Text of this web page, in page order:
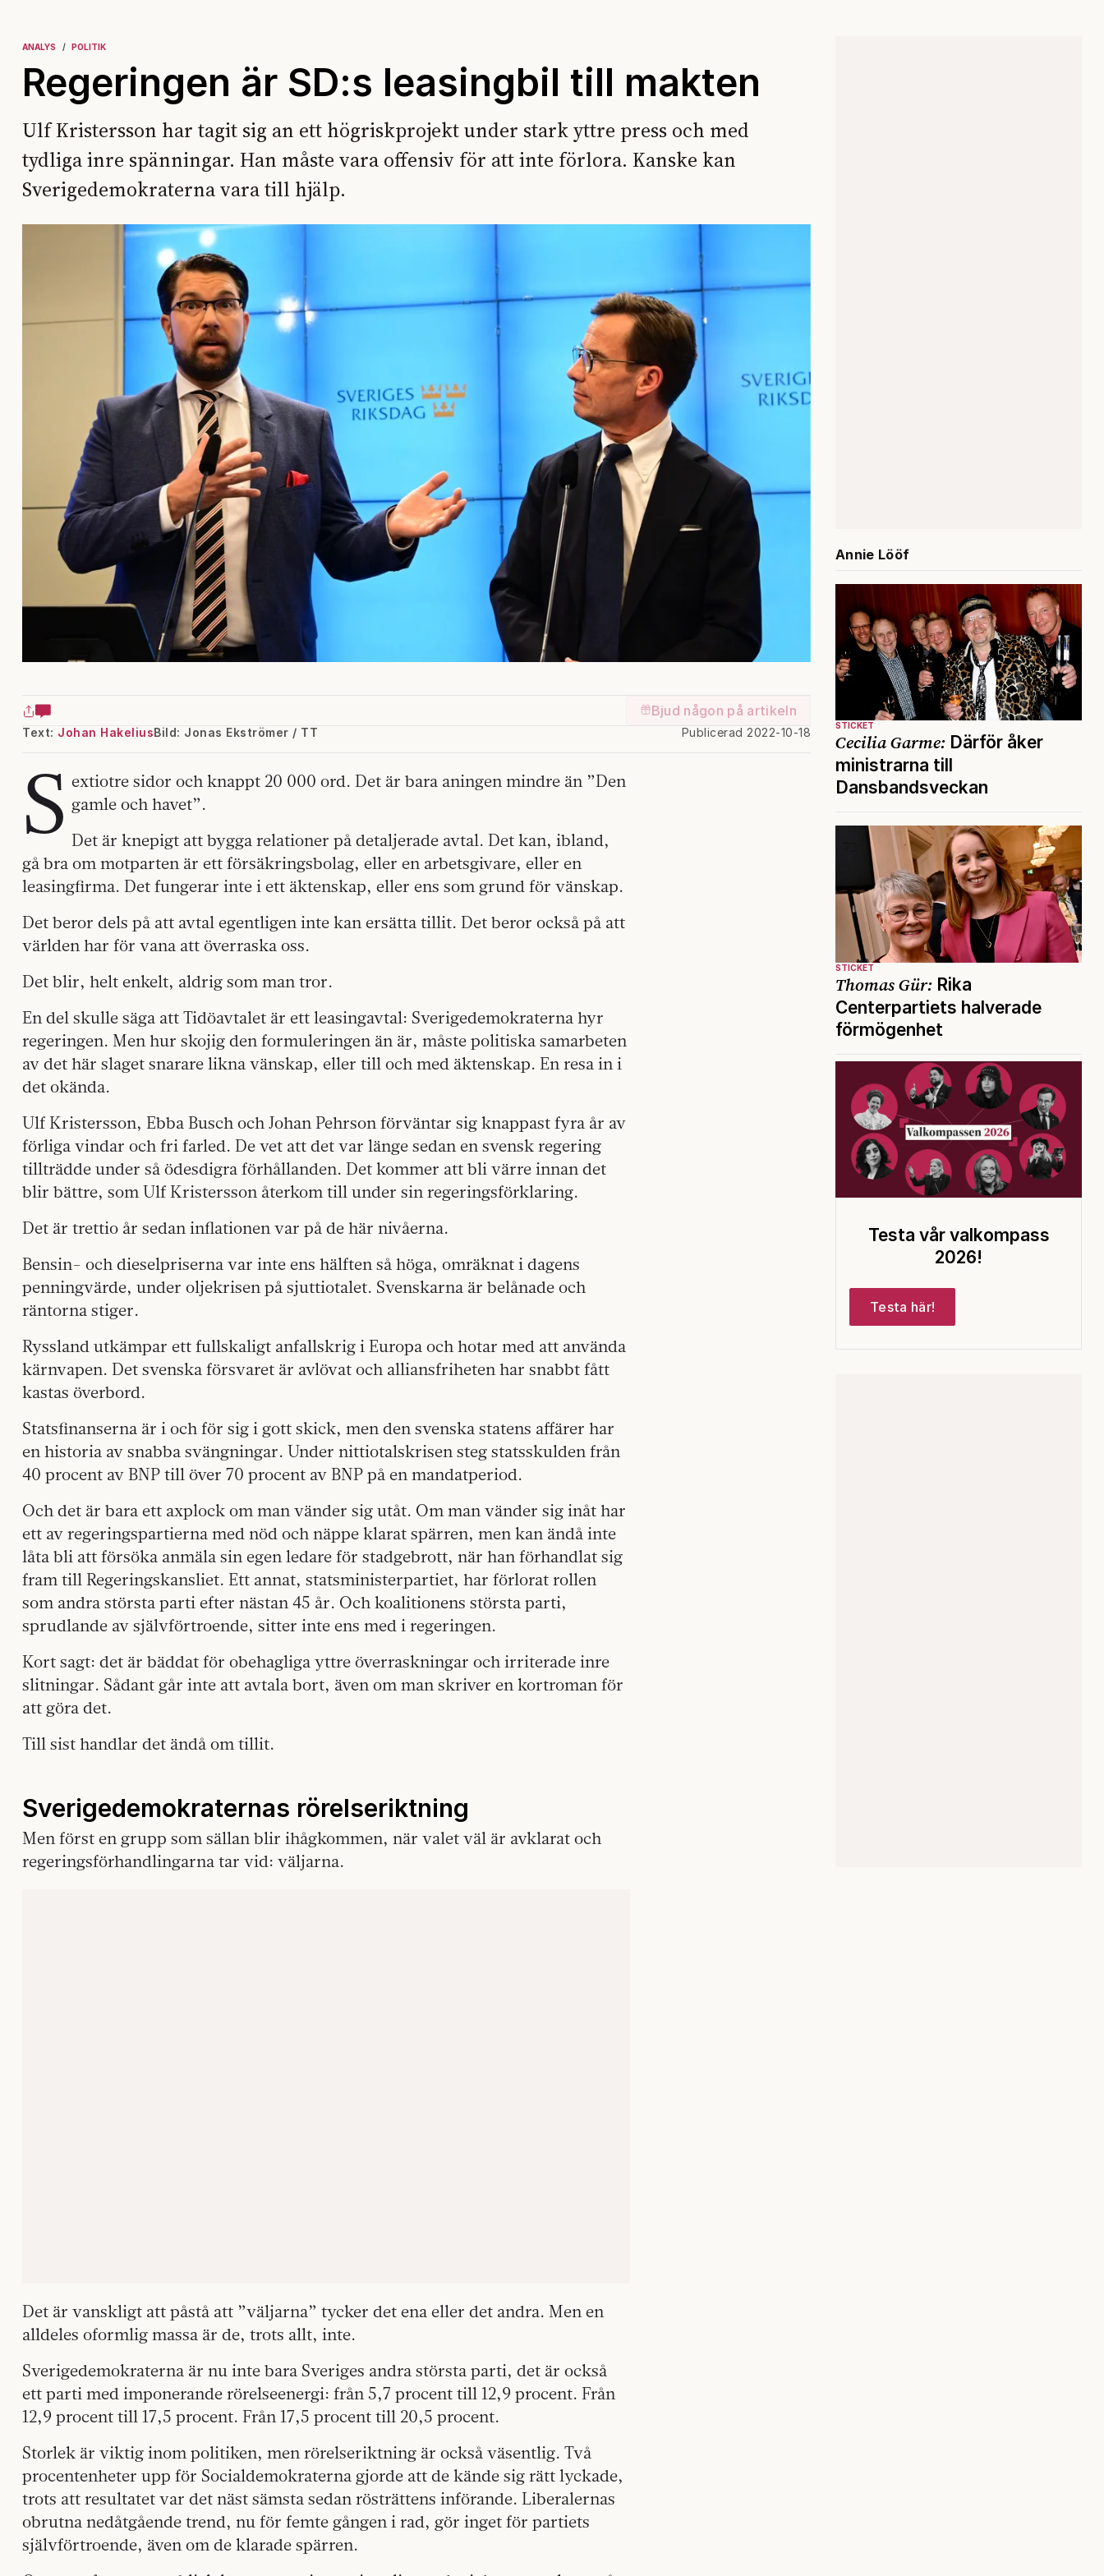
ANALYS POLITIK
Regeringen är SD:s leasingbil till makten
Ulf Kristersson har tagit sig an ett högriskprojekt under stark yttre press och med
tydliga inre spänningar. Han måste vara offensiv för att inte förlora. Kanske kan
Sverigedemokraterna vara till hjälp.
Bjud någon på artikeln
Text: Johan Hakelius Publicerad 2022-10-18
Bild: Jonas Ekströmer / TT
S extiotre sidor och knappt 20 000 ord. Det är bara aningen mindre än ”Den
gamle och havet”.
Det är knepigt att bygga relationer på detaljerade avtal. Det kan, ibland,
gå bra om motparten är ett försäkringsbolag, eller en arbetsgivare, eller en
leasingfirma. Det fungerar inte i ett äktenskap, eller ens som grund för vänskap.
Det beror dels på att avtal egentligen inte kan ersätta tillit. Det beror också på att
världen har för vana att överraska oss.
Det blir, helt enkelt, aldrig som man tror.
En del skulle säga att Tidöavtalet är ett leasingavtal: Sverigedemokraterna hyr
regeringen. Men hur skojig den formuleringen än är, måste politiska samarbeten
av det här slaget snarare likna vänskap, eller till och med äktenskap. En resa in i
det okända.
Ulf Kristersson, Ebba Busch och Johan Pehrson förväntar sig knappast fyra år av
förliga vindar och fri farled. De vet att det var länge sedan en svensk regering
tillträdde under så ödesdigra förhållanden. Det kommer att bli värre innan det
blir bättre, som Ulf Kristersson återkom till under sin regeringsförklaring.
Det är trettio år sedan inflationen var på de här nivåerna.
Bensin- och dieselpriserna var inte ens hälften så höga, omräknat i dagens
penningvärde, under oljekrisen på sjuttiotalet. Svenskarna är belånade och
räntorna stiger.
Ryssland utkämpar ett fullskaligt anfallskrig i Europa och hotar med att använda
kärnvapen. Det svenska försvaret är avlövat och alliansfriheten har snabbt fått
kastas överbord.
Statsfinanserna är i och för sig i gott skick, men den svenska statens affärer har
en historia av snabba svängningar. Under nittiotalskrisen steg statsskulden från
40 procent av BNP till över 70 procent av BNP på en mandatperiod.
Och det är bara ett axplock om man vänder sig utåt. Om man vänder sig inåt har
ett av regeringspartierna med nöd och näppe klarat spärren, men kan ändå inte
låta bli att försöka anmäla sin egen ledare för stadgebrott, när han förhandlat sig
fram till Regeringskansliet. Ett annat, statsministerpartiet, har förlorat rollen
som andra största parti efter nästan 45 år. Och koalitionens största parti,
sprudlande av självförtroende, sitter inte ens med i regeringen.
Kort sagt: det är bäddat för obehagliga yttre överraskningar och irriterade inre
slitningar. Sådant går inte att avtala bort, även om man skriver en kortroman för
att göra det.
Till sist handlar det ändå om tillit.
Sverigedemokraternas rörelseriktning
Men först en grupp som sällan blir ihågkommen, när valet väl är avklarat och
regeringsförhandlingarna tar vid: väljarna.
Det är vanskligt att påstå att ”väljarna” tycker det ena eller det andra. Men en
alldeles oformlig massa är de, trots allt, inte.
Sverigedemokraterna är nu inte bara Sveriges andra största parti, det är också
ett parti med imponerande rörelseenergi: från 5,7 procent till 12,9 procent. Från
12,9 procent till 17,5 procent. Från 17,5 procent till 20,5 procent.
Storlek är viktig inom politiken, men rörelseriktning är också väsentlig. Två
procentenheter upp för Socialdemokraterna gjorde att de kände sig rätt lyckade,
trots att resultatet var det näst sämsta sedan rösträttens införande. Liberalernas
obrutna nedåtgående trend, nu för femte gången i rad, gör inget för partiets
självförtroende, även om de klarade spärren.
Annie Lööf
STICKET
Cecilia Garme: Därför åker
ministrarna till
Dansbandsveckan
STICKET
Thomas Gür: Rika
Centerpartiets halverade
förmögenhet
Testa vår valkompass
2026!
Testa här!